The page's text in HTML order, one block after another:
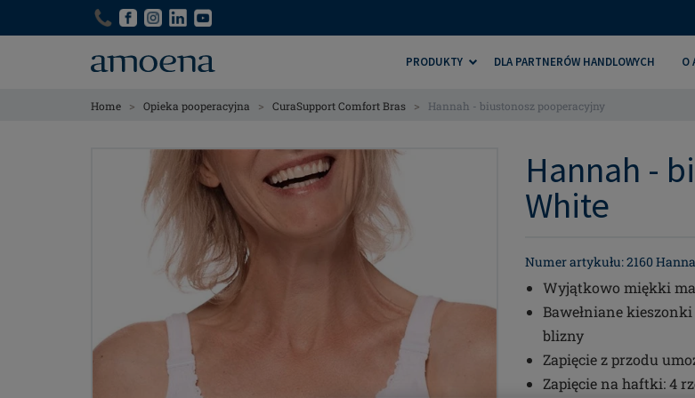
PRODUKTY DLA PARTNERÓW HANDLOWYCH O
Home > Opieka pooperacyjna > CuraSupport Comfort Bras > Hannah - biustonosz pooperacyjny
Hannah -
White
Numer artykułu: 2160
Wyjątkowo miękki
Bawełniane
blizny
Zapięcie z przodu
Zapięcie na haftki: 4